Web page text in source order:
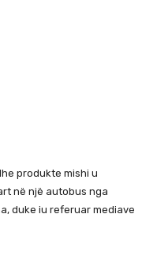
produkte mishi u
në një autobus nga
duke iu referuar mediave